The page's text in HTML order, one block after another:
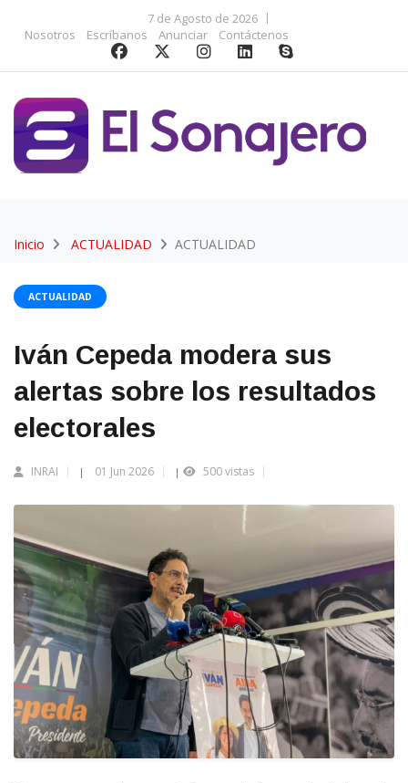
7 de Agosto de 2026
Nosotros
Escríbanos Anunciar Contáctenos
Inicio ACTUALIDAD ACTUALIDAD
ACTUALIDAD
Iván Cepeda modera sus
alertas sobre los resultados
electorales
INRAI | 01 Jun 2026 | 500 vistas